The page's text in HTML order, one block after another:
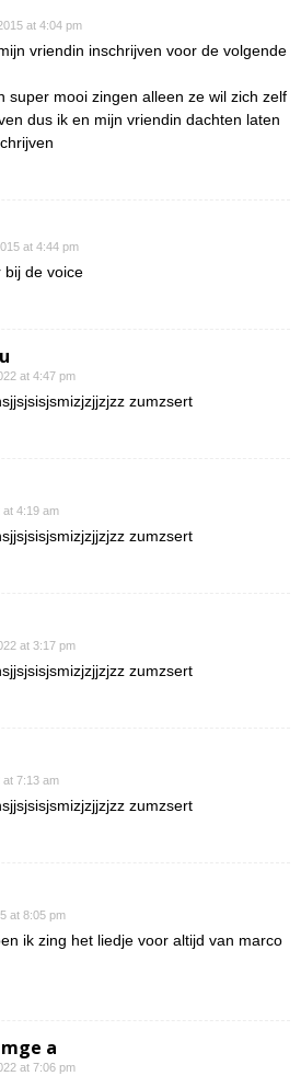
at 4:04 pm
vriendin inschrijven voor de volgende
super mooi zingen alleen ze wil zich zelf
dus ik en mijn vriendin dachten laten
at 4:44 pm
bij de voice
at 4:47 pm
zumzsert
4:19 am
zumzsert
at 3:17 pm
zumzsert
7:13 am
zumzsert
at 8:05 pm
ik zing het liedje voor altijd van marco
a
at 7:06 pm